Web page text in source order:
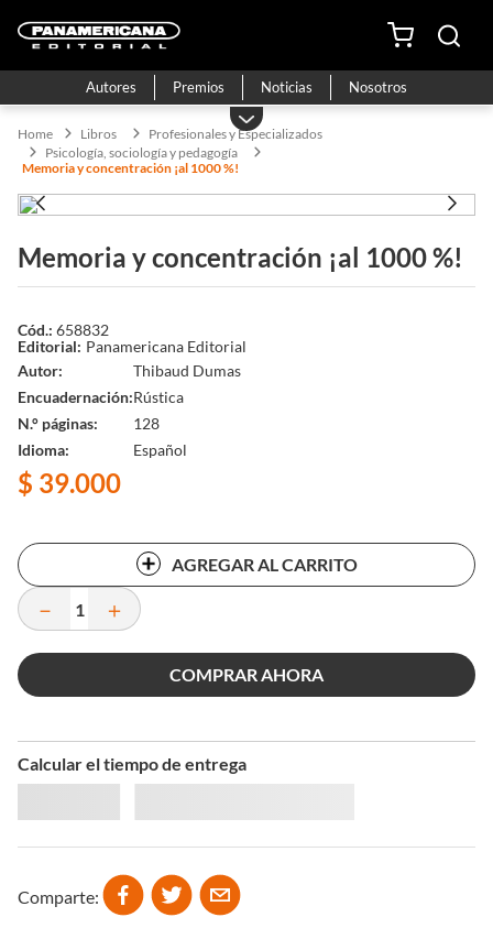
Autores Premios Noticias Nosotros
Libros
Profesionales y Especializados
Psicología, sociología y pedagogía
Memoria y concentración ¡al 1000 %!
Memoria y concentración ¡al 1000 %!
Panamericana Editorial
658832
Autor
Encuadernación
N.° páginas
Idioma
Thibaud Dumas
Rústica
128
Español
$ 39.000
AGREGAR AL CARRITO
＋
－
COMPRAR AHORA
Calcular el tiempo de entrega
Comparte